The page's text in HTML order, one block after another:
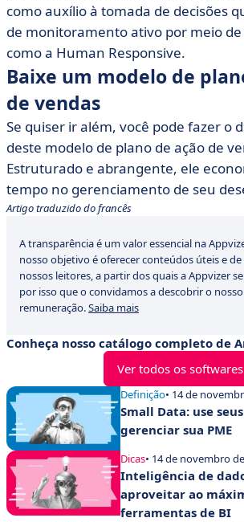
como auxílio à tomada de decisões
de monitoramento ativo por meio
como a Human Responsive.
Baixe um modelo de
de vendas
Se quiser ir além, você pode fazer o
deste modelo de plano de ação de
Estruturado e abrangente, ele
tempo no gerenciamento de seu
Artigo traduzido do francês
A transparência é um valor essencial na
nosso objetivo é oferecer conteúdos úteis e
nossos leitores, a partir dos quais a Appvizer
por isso que o convidamos a descobrir o
remuneração.Saiba mais
Conheça nosso catálogo completo de
Ver todos os softwares
Definição• 14 de
Small Data: use
gerenciar sua PME
Dicas• 14 de novembro
Inteligência de
aproveitar ao
ferramentas de BI